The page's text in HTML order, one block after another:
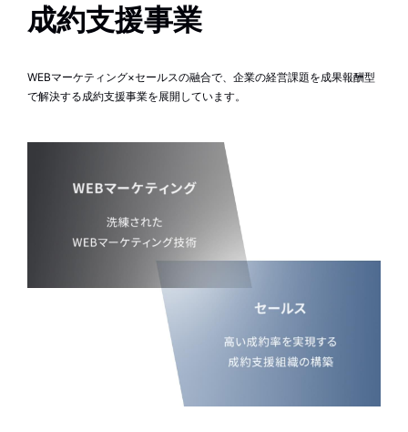
成約支援事業
WEBマーケティング×セールスの融合で、企業の経営課題を成果報酬型
で解決する成約支援事業を展開しています。